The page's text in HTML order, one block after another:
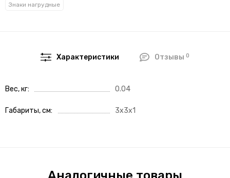
Знаки нагрудные
Характеристики Отзывы 0
Вес, кг 0.04
Габариты, см 3x3x1